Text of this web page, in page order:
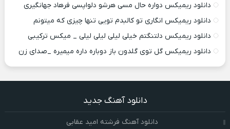
دانلود ریمیکس دواره حال مسی هرشو دلواپسی فرهاد جهانگیری
دانلود ریمیکس انگاری تو کالبدم تویی تنها چیزی که میتونم
دانلود ریمیکس دلتنگتم خیلی لیلی لیلی لیلی _ میکس ترکیبی
دانلود ریمیکس گل توی گلدون باز دوباره داره میمیره _صدای زن
دانلود آهنگ جدید
دانلود آهنگ فرشته امید عقابی